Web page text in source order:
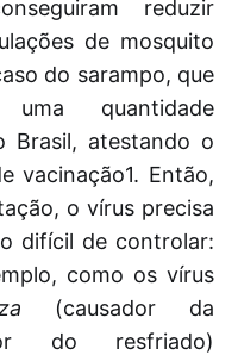
reduzir
de mosquito
do sarampo, que
quantidade
Brasil, atestando o
vacinação1. Então,
o vírus precisa
difícil de controlar:
como os vírus
(causador da
do resfriado)